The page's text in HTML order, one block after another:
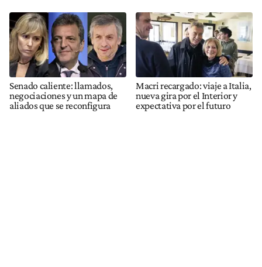
Senado caliente: llamados,
negociaciones y un mapa de
aliados que se reconfigura
Macri recargado: viaje a Italia,
nueva gira por el Interior y
expectativa por el futuro